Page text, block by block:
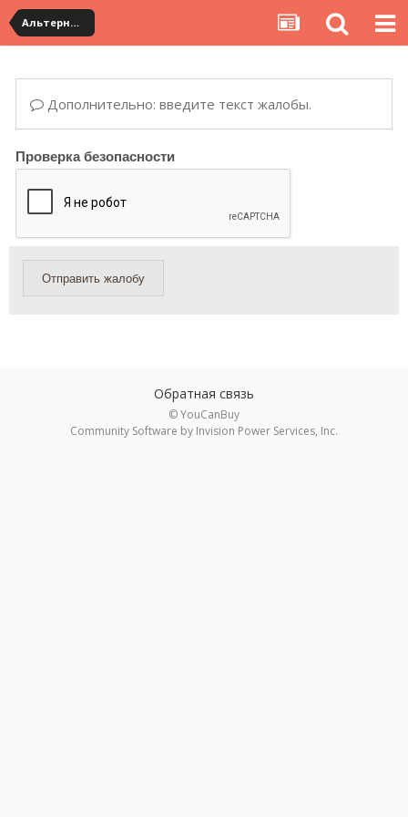
Альтернативная доставка YouCanBuy (maxi)
Дополнительно: введите текст жалобы.
Проверка безопасности
Отправить жалобу
Обратная связь
© YouCanBuy
Community Software by Invision Power Services, Inc.